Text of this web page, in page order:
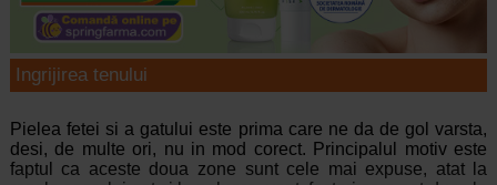
Ingrijirea tenului
Pielea fetei si a gatului este prima care ne da de gol varsta,
desi, de multe ori, nu in mod corect. Principalul motiv este
faptul ca aceste doua zone sunt cele mai expuse, atat la